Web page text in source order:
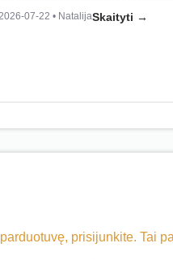
07-22 • NatalijaSkaityti →
prisijunkite. Tai